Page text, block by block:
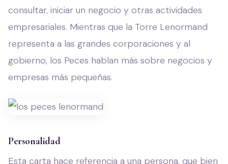
consultar, iniciar un negocio y otras actividades
empresariales. Mientras que la Torre Lenormand
representa a las grandes corporaciones y al
gobierno, los Peces hablan más sobre negocios y
empresas más pequeñas.
Personalidad
Esta carta hace referencia a una persona, que bien